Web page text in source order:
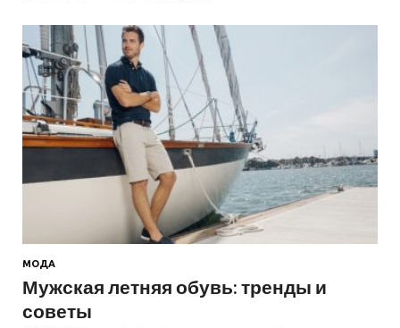
МОДА
Мужская летняя обувь: тренды и
советы